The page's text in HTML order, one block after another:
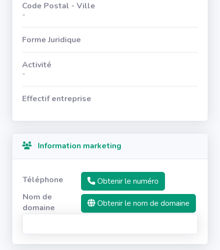
Code Postal - Ville
-
Forme Juridique
Activité
-
Effectif entreprise
Information marketing
Téléphone
Obtenir le numéro
Nom de
domaine
Obtenir le nom de domaine